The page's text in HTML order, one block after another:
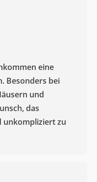
eine
Besonders bei
und
das
unkompliziert zu